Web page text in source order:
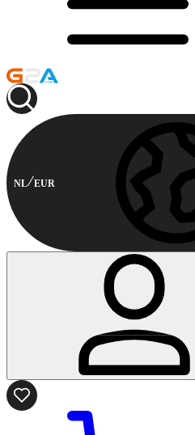
NL EUR